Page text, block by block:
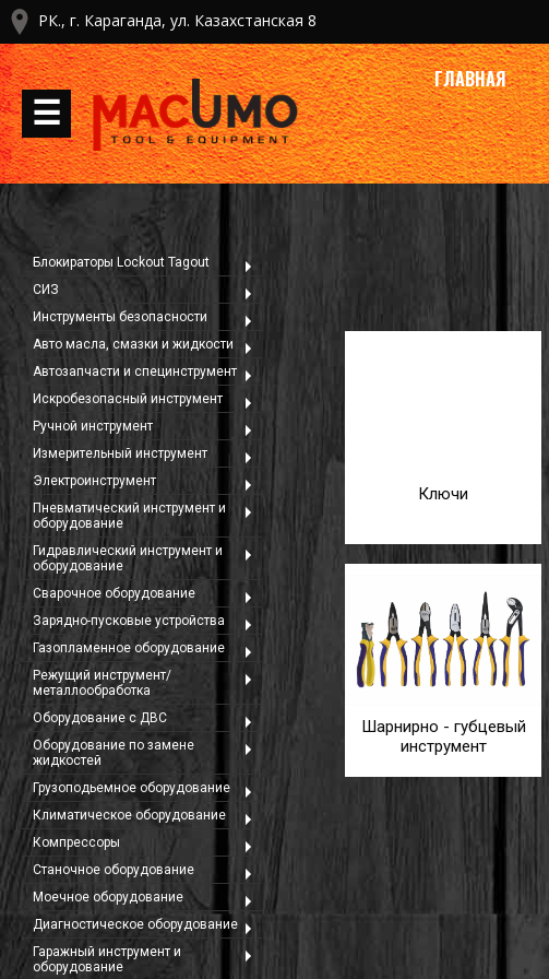
РК., г. Караганда, ул. Казахстанская 8
☰
ГЛАВНАЯ
Блокираторы Lockout Tagout
СИЗ
Инструменты безопасности
Авто масла, смазки и жидкости
Автозапчасти и специнструмент
Искробезопасный инструмент
Ручной инструмент
Измерительный инструмент
Электроинструмент
Пневматический инструмент и
оборудование
Гидравлический инструмент и
оборудование
Сварочное оборудование
Зарядно-пусковые устройства
Газопламенное оборудование
Режущий инструмент/
металлообработка
Оборудование с ДВС
Оборудование по замене
жидкостей
Грузоподьемное оборудование
Климатическое оборудование
Компрессоры
Станочное оборудование
Моечное оборудование
Диагностическое оборудование
Гаражный инструмент и
оборудование
Ключи
Шарнирно - губцевый
инструмент